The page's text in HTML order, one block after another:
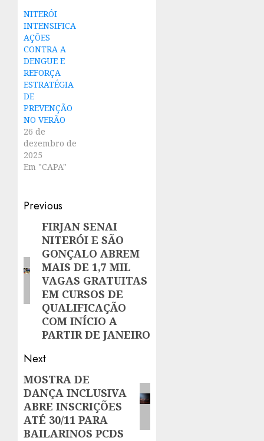
NITERÓI
INTENSIFICA
AÇÕES
CONTRA A
DENGUE E
REFORÇA
ESTRATÉGIA
DE
PREVENÇÃO
NO VERÃO
26 de
dezembro de
2025
Em "CAPA"
Post
navigation
Previous
Previous
post:
FIRJAN SENAI
NITERÓI E SÃO
GONÇALO ABREM
MAIS DE 1,7 MIL
VAGAS GRATUITAS
EM CURSOS DE
QUALIFICAÇÃO
COM INÍCIO A
PARTIR DE JANEIRO
Next
Next
post:
MOSTRA DE
DANÇA INCLUSIVA
ABRE INSCRIÇÕES
ATÉ 30/11 PARA
BAILARINOS PCDS